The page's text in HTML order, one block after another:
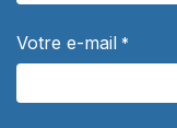
Votre e-mail *